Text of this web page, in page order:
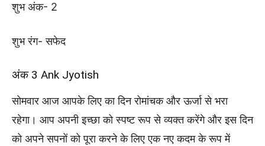
शुभ अंक- 2
शुभ रंग- सफेद
अंक 3 Ank Jyotish
सोमवार आज आपके लिए का दिन रोमांचक और ऊर्जा से भरा
रहेगा। आप अपनी इच्छा को स्पष्ट रूप से व्यक्त करेंगे और इस दिन
को अपने सपनों को पूरा करने के लिए एक नए कदम के रूप में